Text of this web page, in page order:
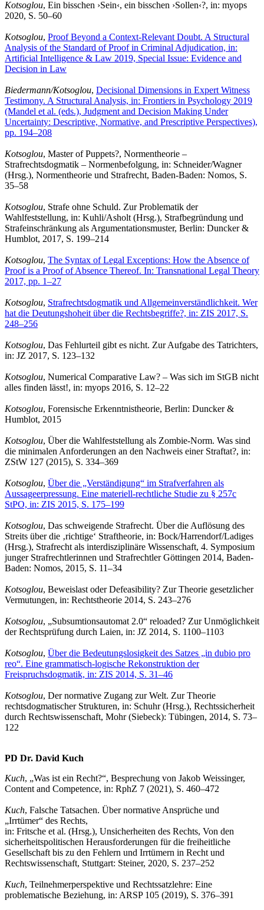
Kotsoglou, Ein bisschen ›Sein‹, ein bisschen ›Sollen‹?, in: myops
2020, S. 50–60
Kotsoglou, Proof Beyond a Context-Relevant Doubt. A Structural
Analysis of the Standard of Proof in Criminal Adjudication, in:
Artificial Intelligence & Law 2019, Special Issue: Evidence and
Decision in Law
Biedermann/Kotsoglou, Decisional Dimensions in Expert Witness
Testimony. A Structural Analysis, in: Frontiers in Psychology 2019
(Mandel et al. (eds.), Judgment and Decision Making Under
Uncertainty: Descriptive, Normative, and Prescriptive Perspectives),
pp. 194–208
Kotsoglou, Master of Puppets?, Normentheorie –
Strafrechtsdogmatik – Normenbefolgung, in: Schneider/Wagner
(Hrsg.), Normentheorie und Strafrecht, Baden-Baden: Nomos, S.
35–58
Kotsoglou, Strafe ohne Schuld. Zur Problematik der
Wahlfeststellung, in: Kuhli/Asholt (Hrsg.), Strafbegründung und
Strafeinschränkung als Argumentationsmuster, Berlin: Duncker &
Humblot, 2017, S. 199–214
Kotsoglou, The Syntax of Legal Exceptions: How the Absence of
Proof is a Proof of Absence Thereof. In: Transnational Legal Theory
2017, pp. 1–27
Kotsoglou, Strafrechtsdogmatik und Allgemeinverständlichkeit. Wer
hat die Deutungshoheit über die Rechtsbegriffe?, in: ZIS 2017, S.
248–256
Kotsoglou, Das Fehlurteil gibt es nicht. Zur Aufgabe des Tatrichters,
in: JZ 2017, S. 123–132
Kotsoglou, Numerical Comparative Law? – Was sich im StGB nicht
alles finden lässt!, in: myops 2016, S. 12–22
Kotsoglou, Forensische Erkenntnistheorie, Berlin: Duncker &
Humblot, 2015
Kotsoglou, Über die Wahlfeststellung als Zombie-Norm. Was sind
die minimalen Anforderungen an den Nachweis einer Straftat?, in:
ZStW 127 (2015), S. 334–369
Kotsoglou, Über die „Verständigung“ im Strafverfahren als
Aussageerpressung. Eine materiell-rechtliche Studie zu § 257c
StPO, in: ZIS 2015, S. 175–199
Kotsoglou, Das schweigende Strafrecht. Über die Auflösung des
Streits über die ‚richtige‘ Straftheorie, in: Bock/Harrendorf/Ladiges
(Hrsg.), Strafrecht als interdisziplinäre Wissenschaft, 4. Symposium
junger Strafrechtlerinnen und Strafrechtler Göttingen 2014, Baden-
Baden: Nomos, 2015, S. 11–34
Kotsoglou, Beweislast oder Defeasibility? Zur Theorie gesetzlicher
Vermutungen, in: Rechtstheorie 2014, S. 243–276
Kotsoglou, „Subsumtionsautomat 2.0“ reloaded? Zur Unmöglichkeit
der Rechtsprüfung durch Laien, in: JZ 2014, S. 1100–1103
Kotsoglou, Über die Bedeutungslosigkeit des Satzes „in dubio pro
reo“. Eine grammatisch-logische Rekonstruktion der
Freispruchsdogmatik, in: ZIS 2014, S. 31–46
Kotsoglou, Der normative Zugang zur Welt. Zur Theorie
rechtsdogmatischer Strukturen, in: Schuhr (Hrsg.), Rechtssicherheit
durch Rechtswissenschaft, Mohr (Siebeck): Tübingen, 2014, S. 73–
122
PD Dr. David Kuch
Kuch, „Was ist ein Recht?“, Besprechung von Jakob Weissinger,
Content and Competence, in: RphZ 7 (2021), S. 460–472
Kuch, Falsche Tatsachen. Über normative Ansprüche und
„Irrtümer“ des Rechts,
in: Fritsche et al. (Hrsg.), Unsicherheiten des Rechts, Von den
sicherheitspolitischen Herausforderungen für die freiheitliche
Gesellschaft bis zu den Fehlern und Irrtümern in Recht und
Rechtswissenschaft, Stuttgart: Steiner, 2020, S. 237–252
Kuch, Teilnehmerperspektive und Rechtssatzlehre: Eine
problematische Beziehung, in: ARSP 105 (2019), S. 376–391